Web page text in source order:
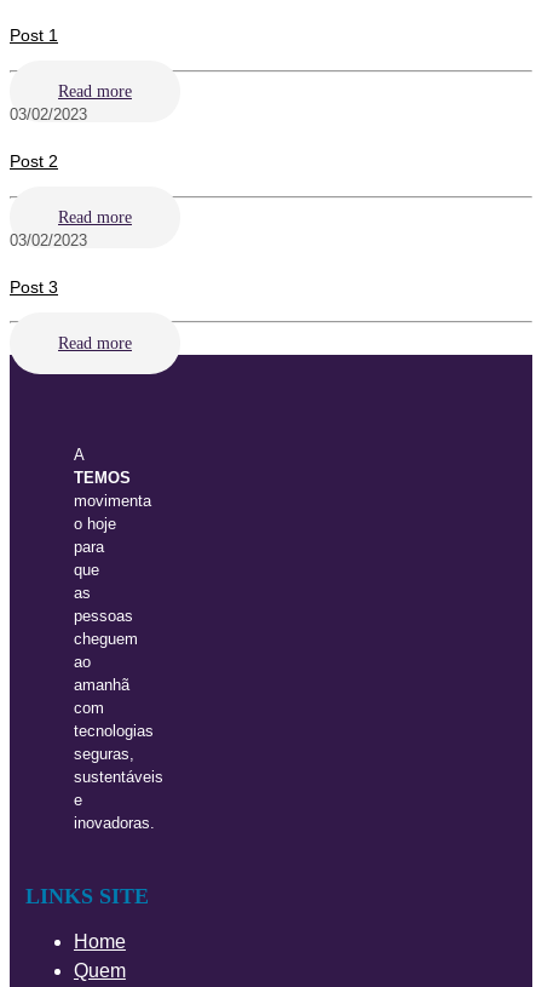
Post 1
Read more
03/02/2023
Post 2
Read more
03/02/2023
Post 3
Read more
A
TEMOS
movimenta
o hoje
para
que
as
pessoas
cheguem
ao
amanhã
com
tecnologias
seguras,
sustentáveis
e
inovadoras.
LINKS SITE
Home
Quem